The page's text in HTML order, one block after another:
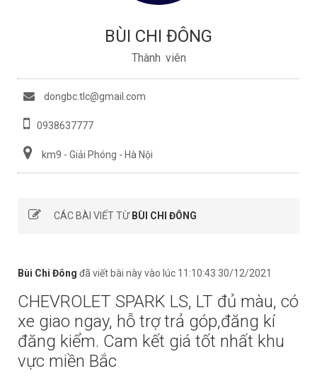
BÙI CHI ĐÔNG
Thành viên
dongbc.tlc@gmail.com
0938637777
km9 - Giải Phóng - Hà Nội
CÁC BÀI VIẾT TỪ BÙI CHI ĐÔNG
Bùi Chi Đông đã viết bài này vào lúc 11:10:43 30/12/2021
CHEVROLET SPARK LS, LT đủ màu, có
xe giao ngay, hỗ trợ trả góp,đăng kí
đăng kiểm. Cam kết giá tốt nhất khu
vực miền Bắc